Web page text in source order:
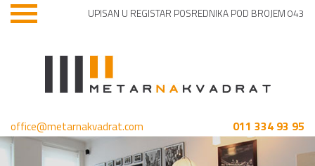
UPISAN U REGISTAR POSREDNIKA POD BROJEM 043
011 334 93 95
office@metarnakvadrat.com